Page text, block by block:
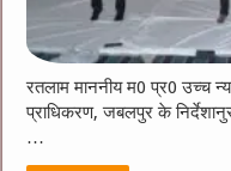
रतलाम माननीय म0 प्र0 उच्च
प्राधिकरण, जबलपुर के
…